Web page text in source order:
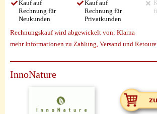
Kauf auf
Rechnung für
Neukunden
Kauf auf
Rechnung für
Privatkunden
Rechnungskauf wird abgewickelt von: Klarna
mehr Informationen zu Zahlung, Versand und
InnoNature